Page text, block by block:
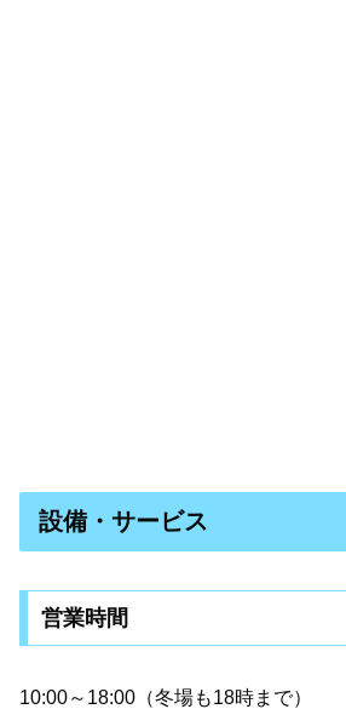
設備・サービス
営業時間
10:00～18:00（冬場も18時まで）